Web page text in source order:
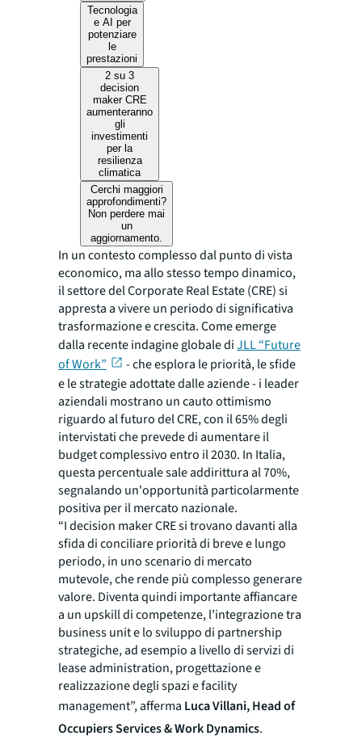
Tecnologia
e AI per
potenziare
le
prestazioni
2 su 3
decision
maker CRE
aumenteranno
gli
investimenti
per la
resilienza
climatica
Cerchi maggiori
approfondimenti?
Non perdere mai
un
aggiornamento.
In un contesto complesso dal punto di vista
economico, ma allo stesso tempo dinamico,
il settore del Corporate Real Estate (CRE) si
appresta a vivere un periodo di significativa
trasformazione e crescita. Come emerge
dalla recente indagine globale diJLL “Future
of Work”
- che esplora le priorità, le sfide
e le strategie adottate dalle aziende - i leader
aziendali mostrano un cauto ottimismo
riguardo al futuro del CRE, con il 65% degli
intervistati che prevede di aumentare il
budget complessivo entro il 2030. In Italia,
questa percentuale sale addirittura al 70%,
segnalando un'opportunità particolarmente
positiva per il mercato nazionale.
“I decision maker CRE si trovano davanti alla
sfida di conciliare priorità di breve e lungo
periodo, in uno scenario di mercato
mutevole, che rende più complesso generare
valore. Diventa quindi importante affiancare
a un upskill di competenze, l’integrazione tra
business unit e lo sviluppo di partnership
strategiche, ad esempio a livello di servizi di
lease administration, progettazione e
realizzazione degli spazi e facility
management”, afferma Luca Villani, Head of
Occupiers Services & Work Dynamics.